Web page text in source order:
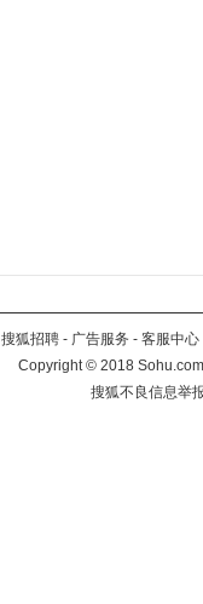
搜狐招聘 - 广告服务 - 客服中心
Copyright©2018
搜狐不良信息举